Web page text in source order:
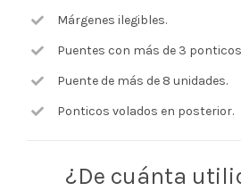
Márgenes ilegibles.
Puentes con más de 3
Puente de más de 8 unidades.
Ponticos volados en posterior.
¿De cuánta